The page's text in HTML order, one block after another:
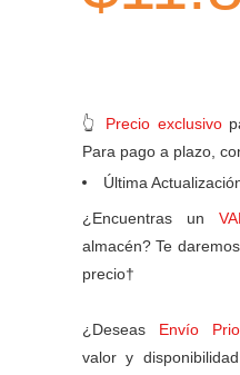
👆 Precio exclusivo
Para pago a plazo,
Última
¿Encuentras un
almacén? Te
precio†
¿Deseas Envío
valor y